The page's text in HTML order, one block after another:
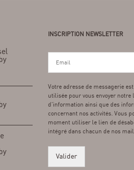
INSCRIPTION NEWSLETTER
Votre adresse de messagerie
utilisée pour vous envoyer notre
d'information ainsi que des
concernant nos activités. Vous
moment utiliser le lien de
intégré dans chacun de nos